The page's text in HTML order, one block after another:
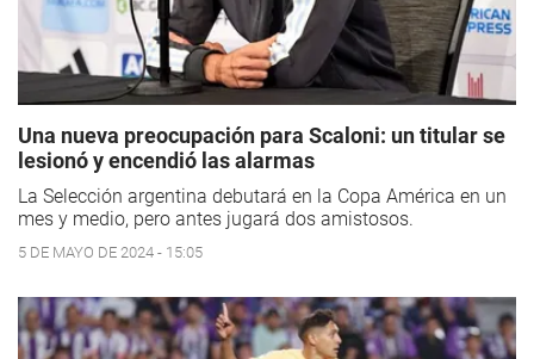
Una nueva preocupación para Scaloni: un titular se
lesionó y encendió las alarmas
La Selección argentina debutará en la Copa América en un
mes y medio, pero antes jugará dos amistosos.
5 DE MAYO DE 2024 - 15:05